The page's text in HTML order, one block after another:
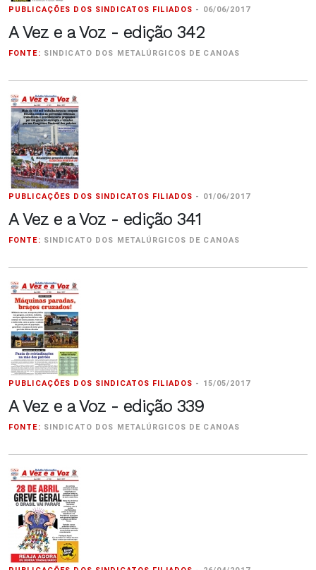
PUBLICAÇÕES DOS SINDICATOS FILIADOS - 06/06/2017
A Vez e a Voz - edição 342
FONTE: SINDICATO DOS METALÚRGICOS DE CANOAS
PUBLICAÇÕES DOS SINDICATOS FILIADOS - 01/06/2017
A Vez e a Voz - edição 341
FONTE: SINDICATO DOS METALÚRGICOS DE CANOAS
PUBLICAÇÕES DOS SINDICATOS FILIADOS - 15/05/2017
A Vez e a Voz - edição 339
FONTE: SINDICATO DOS METALÚRGICOS DE CANOAS